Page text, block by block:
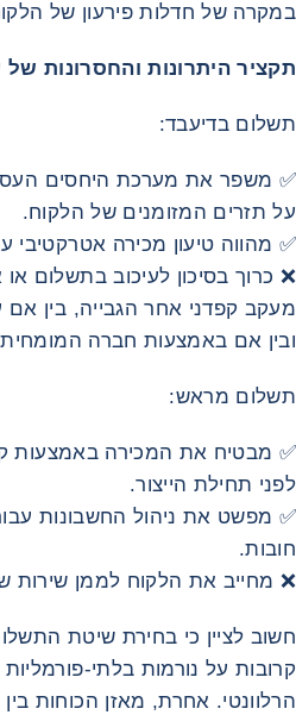
במקרה של חדלות פירעון של
תקציר היתרונות והחסרונות
תשלום בדיעבד:
✅ משפר את מערכת היחסים
על תזרים המזומנים של הלקוח.
✅ מהווה טיעון מכירה אטרקטיבי
❌ כרוך בסיכון לעיכוב בתשלום
מעקב קפדני אחר הגבייה, בין אם
ובין אם באמצעות חברה המומחית
תשלום מראש:
✅ מבטיח את המכירה באמצעות
לפני תחילת הייצור.
✅ מפשט את ניהול החשבונות
חובות.
❌ מחייב את הלקוח לממן שירות
חשוב לציין כי בחירת שיטת
קרובות על נורמות
הרלוונטי. אחרת, מאזן הכוחות